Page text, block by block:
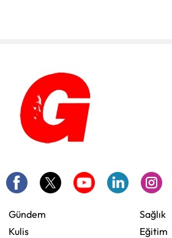
Gündem
Kulis
Sağlık
Eğitim